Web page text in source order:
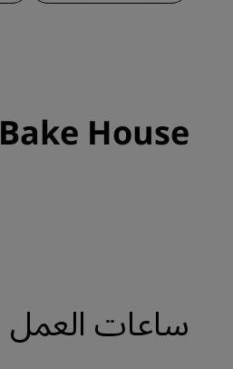
Bake House
ساعات العمل